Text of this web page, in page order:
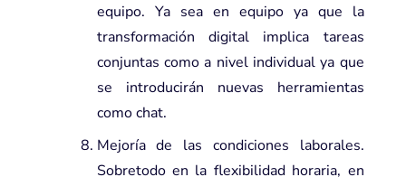
equipo. Ya sea en equipo ya que la
transformación digital implica tareas
conjuntas como a nivel individual ya que
se introducirán nuevas herramientas
como chat.
Mejoría de las condiciones laborales.
Sobretodo en la flexibilidad horaria, en